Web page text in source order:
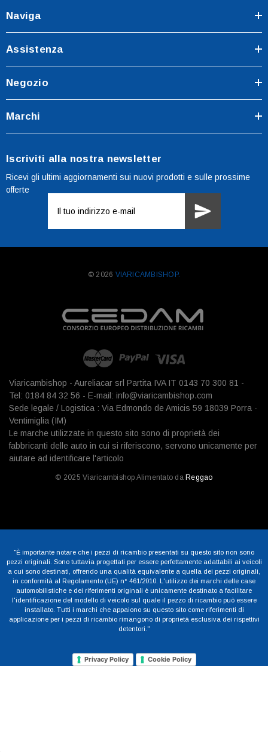
Naviga
Assistenza
Negozio
Marchi
Iscriviti alla nostra newsletter
Ricevi gli ultimi aggiornamenti sui nuovi prodotti e sulle prossime
offerte
mail
© 2026 VIARICAMBISHOP.
Viaricambishop - Aureliacar srl Partita IVA IT 0143 70 300 81 -
Tel: 0184 84 32 56 - E-mail: info@viaricambishop.com
Sede legale / Logistica : Via Edmondo de Amicis 59 18039 Porra -
Ventimiglia (IM)
Le marche utilizzate in questo sito sono di proprietà dei
fabbricanti delle auto in cui si riferiscono, servono unicamente per
aiutare ad identificare l'articolo
© 2025 Viaricambishop Alimentato da Reggao
"È importante notare che i pezzi di ricambio presentati su questo sito non sono
pezzi originali. Sono tuttavia progettati per essere perfettamente adattabili ai veicoli
a cui sono destinati, offrendo una qualità equivalente a quella dei pezzi originali,
in conformità al Regolamento (UE) n° 461/2010. L'utilizzo dei marchi delle case
automobilistiche e dei riferimenti originali è unicamente destinato a facilitare
l'identificazione del modello di veicolo sul quale il pezzo di ricambio può essere
installato. Tutti i marchi che appaiono su questo sito come riferimenti di
applicazione per i pezzi di ricambio rimangono di proprietà esclusiva dei rispettivi
detentori."
Privacy Policy Cookie Policy